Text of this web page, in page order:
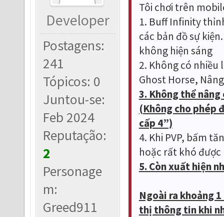
Developer
Postagens:
241
Tópicos: 0
Juntou-se:
Feb 2024
Reputação:
2
Personage
m:
Greed911
Tôi chơi trên
1. Buff Infinity
các bản đồ sự
không hiện sáng
2. Không có nhiều
Ghost Horse,
3. Không thể
(Không cho phép
cấp 4”)
4. Khi PVP, bấm
hoặc rất khó được
5. Còn xuất hiện
Ngoài ra khoảng
thị thông tin khi